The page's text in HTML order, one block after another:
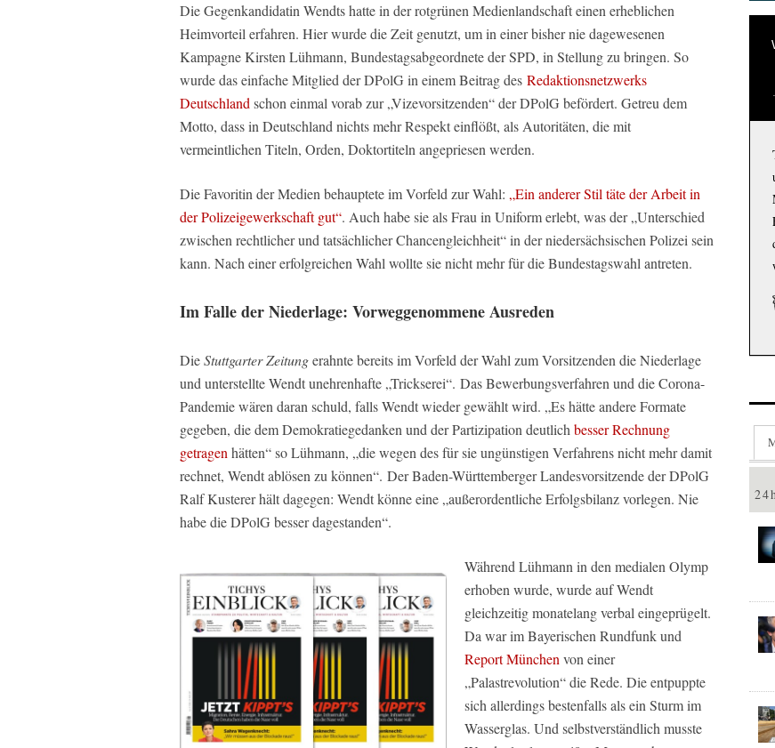
Die Gegenkandidatin Wendts hatte in der rotgrünen Medienlandschaft einen erheblichen
Heimvorteil erfahren. Hier wurde die Zeit genutzt, um in einer bisher nie dagewesenen
Kampagne Kirsten Lühmann, Bundestagsabgeordnete der SPD, in Stellung zu bringen. So
wurde das einfache Mitglied der DPolG in einem Beitrag des Redaktionsnetzwerks
Deutschland schon einmal vorab zur „Vizevorsitzenden“ der DPolG befördert. Getreu dem
Motto, dass in Deutschland nichts mehr Respekt einflößt, als Autoritäten, die mit
vermeintlichen Titeln, Orden, Doktortiteln angepriesen werden.
Die Favoritin der Medien behauptete im Vorfeld zur Wahl: „Ein anderer Stil täte der Arbeit in
der Polizeigewerkschaft gut“. Auch habe sie als Frau in Uniform erlebt, was der „Unterschied
zwischen rechtlicher und tatsächlicher Chancengleichheit“ in der niedersächsischen Polizei sein
kann. Nach einer erfolgreichen Wahl wollte sie nicht mehr für die Bundestagswahl antreten.
Im Falle der Niederlage: Vorweggenommene Ausreden
DieStuttgarter Zeitungerahnte bereits im Vorfeld der Wahl zum Vorsitzenden die Niederlage
und unterstellte Wendt unehrenhafte „Trickserei“. Das Bewerbungsverfahren und die Corona-
Pandemie wären daran schuld, falls Wendt wieder gewählt wird. „Es hätte andere Formate
gegeben, die dem Demokratiegedanken und der Partizipation deutlich besser Rechnung
getragen hätten“ so Lühmann, „die wegen des für sie ungünstigen Verfahrens nicht mehr damit
rechnet, Wendt ablösen zu können“. Der Baden-Württemberger Landesvorsitzende der DPolG
Ralf Kusterer hält dagegen: Wendt könne eine „außerordentliche Erfolgsbilanz vorlegen. Nie
habe die DPolG besser dagestanden“.
Während Lühmann in den medialen Olymp
erhoben wurde, wurde auf Wendt
gleichzeitig monatelang verbal eingeprügelt.
Da war im Bayerischen Rundfunk und
Report München von einer
„Palastrevolution“ die Rede. Die entpuppte
sich allerdings bestenfalls als ein Sturm im
Wasserglas. Und selbstverständlich musste